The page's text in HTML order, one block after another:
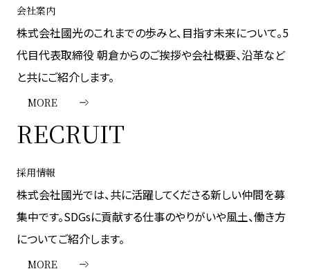
会社案内
株式会社國光のこれまでの歩みと、目指す未来について。5
代目代表取締役 朝倉からのご挨拶や会社概要、沿革など
と共にご紹介します。
MORE
RECRUIT
採用情報
株式会社國光では、共に活躍してくださる新しい仲間を募
集中です。SDGsに貢献する仕事のやりがいや風土、働き方
についてご紹介します。
MORE